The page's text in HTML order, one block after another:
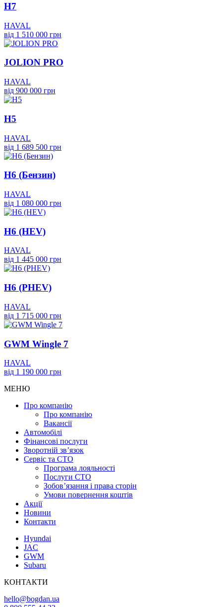
H7
HAVAL
від 1 510 000 грн
JOLION PRO
HAVAL
від 900 000 грн
H5
HAVAL
від 1 689 500 грн
H6 (Бензин)
HAVAL
від 1 080 000 грн
H6 (HEV)
HAVAL
від 1 445 000 грн
H6 (PHEV)
HAVAL
від 1 715 000 грн
GWM Wingle 7
HAVAL
від 1 190 000 грн
МЕНЮ
Про компанію
Про компанію
Вакансії
Автомобілі
Фінансові послуги
Зворотній зв’язок
Cервіс та СТО
Програма лояльності
Послуги СТО
Зобов’язання і права сторін
Умови повернення коштів
Акції
Новини
Контакти
Hyundai
JAC
GWM
Subaru
КОНТАКТИ
hello@bogdan.ua